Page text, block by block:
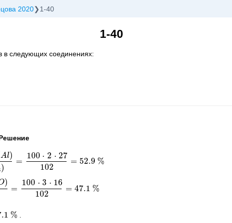
2020 1-40
1-40
в следующих соединениях:
%
Al)
)
=
100 ⋅ 2 ⋅ 27
102
= 52.9 %
3)= 100⋅2⋅27102=52.9%
)
=
100 ⋅ 3 ⋅ 16
102
= 47.1 %
3 =100⋅3⋅16102=47.1%